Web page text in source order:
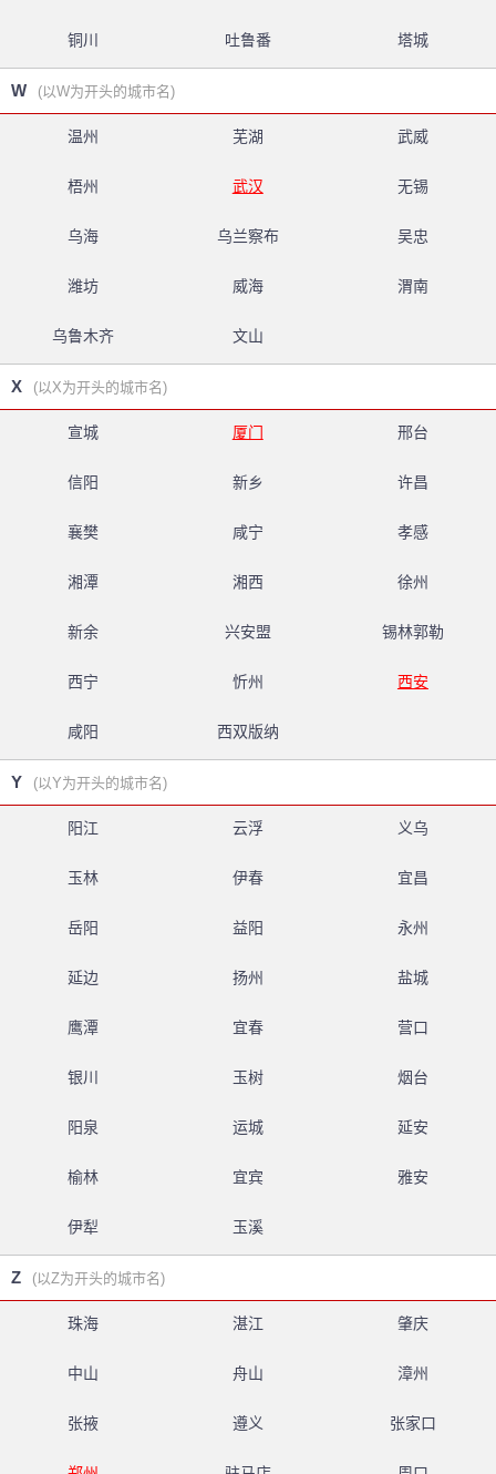
铜川 吐鲁番 塔城
W (以W为开头的城市名)
温州 芜湖 武威
梧州 武汉 无锡
乌海 乌兰察布 吴忠
潍坊 威海 渭南
乌鲁木齐 文山
X (以X为开头的城市名)
宣城 厦门 邢台
信阳 新乡 许昌
襄樊 咸宁 孝感
湘潭 湘西 徐州
新余 兴安盟 锡林郭勒
西宁 忻州 西安
咸阳 西双版纳
Y (以Y为开头的城市名)
阳江 云浮 义乌
玉林 伊春 宜昌
岳阳 益阳 永州
延边 扬州 盐城
鹰潭 宜春 营口
银川 玉树 烟台
阳泉 运城 延安
榆林 宜宾 雅安
伊犁 玉溪
Z (以Z为开头的城市名)
珠海 湛江 肇庆
中山 舟山 漳州
张掖 遵义 张家口